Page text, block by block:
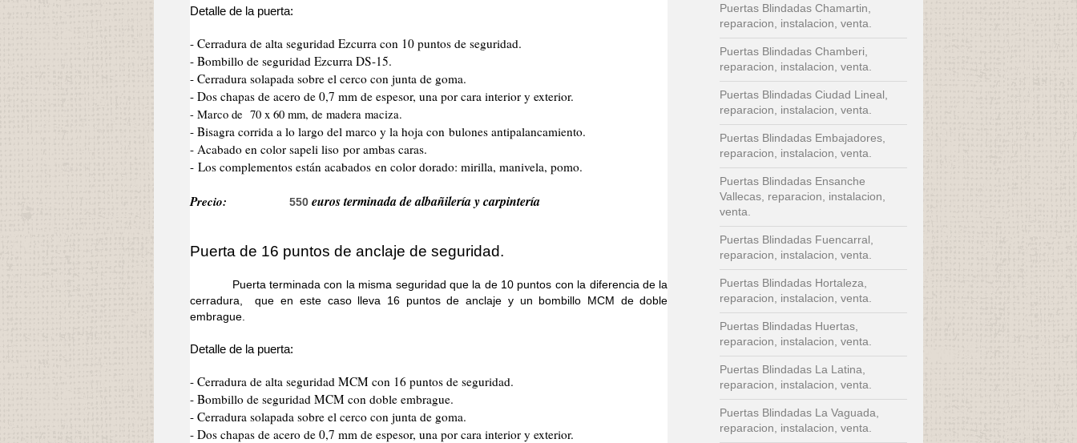
Detalle de la puerta:
- Cerradura de alta seguridad Ezcurra con 10 puntos de seguridad.
- Bombillo de seguridad Ezcurra DS-15.
- Cerradura solapada sobre el cerco con junta de goma.
- Dos chapas de acero de 0,7 mm de espesor, una por cara interior y exterior.
- Marco de 70 x 60 mm, de madera maciza.
- Bisagra corrida a lo largo del marco y la hoja con bulones antipalancamiento.
- Acabado en color sapeli liso por ambas caras.
- Los complementos están acabados en color dorado: mirilla, manivela, pomo.
Precio: 550 euros terminada de albañilería y carpintería
Puerta de 16 puntos de anclaje de seguridad.
Puerta terminada con la misma seguridad que la de 10 puntos con la diferencia de la
cerradura, que en este caso lleva 16 puntos de anclaje y un bombillo MCM de doble
embrague.
Detalle de la puerta:
- Cerradura de alta seguridad MCM con 16 puntos de seguridad.
- Bombillo de seguridad MCM con doble embrague.
- Cerradura solapada sobre el cerco con junta de goma.
- Dos chapas de acero de 0,7 mm de espesor, una por cara interior y exterior.
Puertas Blindadas Chamartin,
reparacion, instalacion, venta.
Puertas Blindadas Chamberi,
reparacion, instalacion, venta.
Puertas Blindadas Ciudad Lineal,
reparacion, instalacion, venta.
Puertas Blindadas Embajadores,
reparacion, instalacion, venta.
Puertas Blindadas Ensanche
Vallecas, reparacion, instalacion,
venta.
Puertas Blindadas Fuencarral,
reparacion, instalacion, venta.
Puertas Blindadas Hortaleza,
reparacion, instalacion, venta.
Puertas Blindadas Huertas,
reparacion, instalacion, venta.
Puertas Blindadas La Latina,
reparacion, instalacion, venta.
Puertas Blindadas La Vaguada,
reparacion, instalacion, venta.